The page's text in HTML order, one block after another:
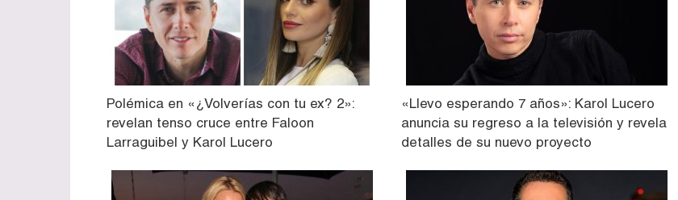
Polémica en «¿Volverías con tu ex? 2»:
revelan tenso cruce entre Faloon
Larraguibel y Karol Lucero
«Llevo esperando 7 años»: Karol Lucero
anuncia su regreso a la televisión y revela
detalles de su nuevo proyecto